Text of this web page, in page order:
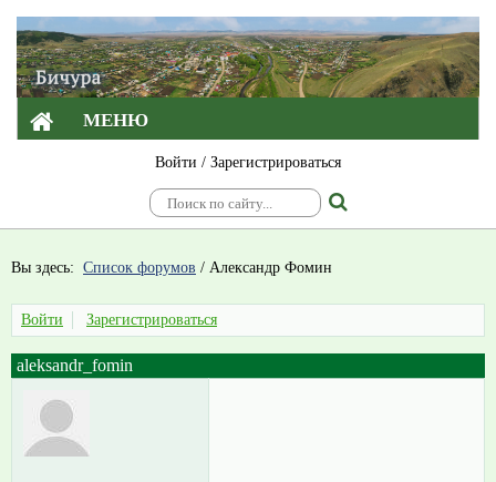
МЕНЮ
Войти / Зарегистрироваться
Вы здесь: Список форумов / Александр Фомин
Войти Зарегистрироваться
aleksandr_fomin